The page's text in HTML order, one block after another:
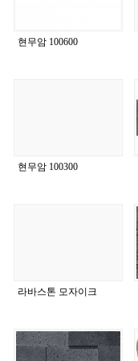
현무암 100600
현무암 100300
라바스톤 모자이크